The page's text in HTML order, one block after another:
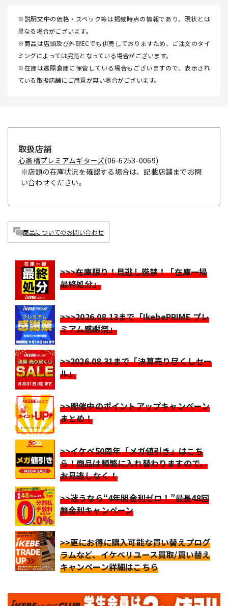
※説明文中の価格・スペック等は掲載時点の情報であり、現状とは
異なる場合がございます。
※商品は店頭及び外部ECでも併売しておりますため、ご注文のタイ
ミングによっては完売となっている場合がございます。
※在庫は遠隔倉庫に保管している場合もございますので、表示され
ている取扱店舗にご用意が無い場合がございます。
取扱店舗
心斎橋プレミアムギターズ(06-6253-0069)
※店頭の在庫状況を確認する場合は、記載店舗までお問
い合わせください。
商品についてのお問い合わせ
>>>在庫限り！見逃し厳禁！「在庫一掃
最終処分」
>>>2026.08.13まで「IkebePRIME プレ
ミアム感謝祭」
>>2026.08.31まで「決算売り尽くしセー
ル」
>>開催中のポイントアップキャンペーン
まとめ！
>>イケベ50周年「メガ値引き」はこち
ら！商品は頻繁に入れ替わりますので、
お見逃しなく！
>>迷うなら“4年間金利ゼロ！”最長48回
無金利キャンペーン
>>更にお得に購入可能な買い替えプログ
ラムなど、イケベリユース買取/買い替え
キャンペーン詳細はこちら